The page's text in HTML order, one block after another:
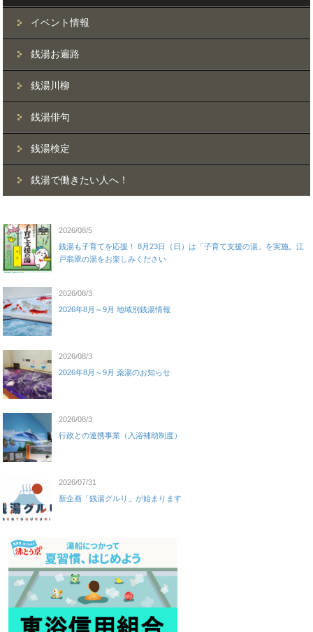
イベント情報
銭湯お遍路
銭湯川柳
銭湯俳句
銭湯検定
銭湯で働きたい人へ！
2026/08/5
銭湯も子育てを応援！ 8月23日（日）は「子育て支援の湯」を実施。江
戸翡翠の湯をお楽しみください
2026/08/3
2026年8月～9月 地域別銭湯情報
2026/08/3
2026年8月～9月 薬湯のお知らせ
2026/08/3
行政との連携事業（入浴補助制度）
2026/07/31
新企画「銭湯グルり」が始まります